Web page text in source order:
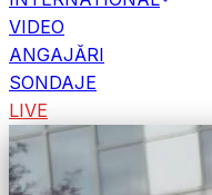
VIDEO
ANGAJĂRI
SONDAJE
LIVE